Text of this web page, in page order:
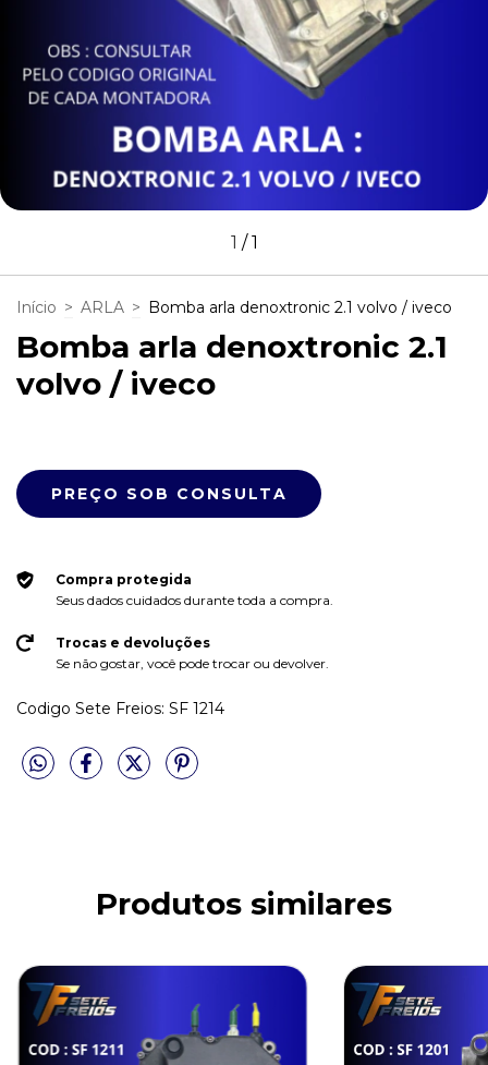
1 /1
Início > ARLA > Bomba arla denoxtronic 2.1 volvo / iveco
Bomba arla denoxtronic 2.1
volvo / iveco
Compra protegida
Seus dados cuidados durante toda a compra.
Trocas e devoluções
Se não gostar, você pode trocar ou devolver.
Codigo Sete Freios: SF 1214
Produtos similares